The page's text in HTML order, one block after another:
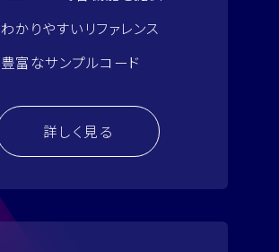
わかりやすいリファレンス
豊富なサンプルコード
詳しく見る